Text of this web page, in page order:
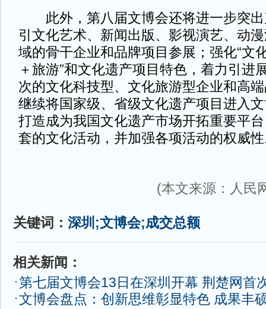
此外，第八届文博会还将进一步突出
引文化艺术、新闻出版、影视演艺、动
域的骨干企业和品牌项目参展；强化“文
＋旅游”和文化遗产项目特色，着力引进
次的文化科技型、文化旅游型企业和高
继续将国家级、省级文化遗产项目进入
打造成为我国文化遗产市场开拓重要平
套的文化活动，并加强各项活动的权威
(本文来源：人民
关键词：深圳;文博会;成交总额
相关新闻：
第七届文博会13日在深圳开幕 荆楚网首
文博会盘点：创新思维彰显特色 成果丰